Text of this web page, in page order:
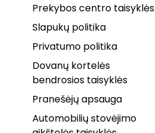
Prekybos centro taisyklės
Slapukų politika
Privatumo politika
Dovanų kortelės
bendrosios taisyklės
Pranešėjų apsauga
Automobilių stovėjimo